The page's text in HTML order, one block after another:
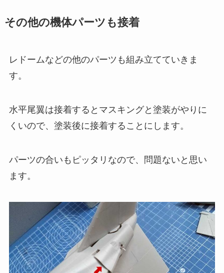
その他の機体パーツも接着
レドームなどの他のパーツも組み立てていきま
す。
水平尾翼は接着するとマスキングと塗装がやりに
くいので、塗装後に接着することにします。
パーツの合いもピッタリなので、問題ないと思い
ます。